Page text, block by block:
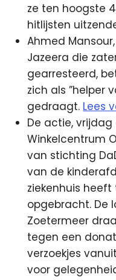
ze ten hoogste
hitlijsten
Ahmed
Jazeera die
gearresteerd,
zich als ”helper
gedraagt. Lees
De actie,
Winkelcentrum
van stichting
van de
ziekenhuis
opgebracht. De
Zoetermeer
tegen een
verzoekjes
voor